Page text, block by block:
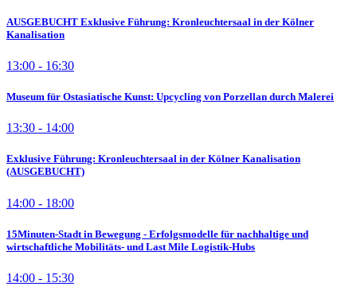
AUSGEBUCHT Exklusive Führung: Kronleuchtersaal in der Kölner
Kanalisation
13:00 - 16:30
Museum für Ostasiatische Kunst: Upcycling von Porzellan durch Malerei
13:30 - 14:00
Exklusive Führung: Kronleuchtersaal in der Kölner Kanalisation
(AUSGEBUCHT)
14:00 - 18:00
15Minuten-Stadt in Bewegung - Erfolgsmodelle für nachhaltige und
wirtschaftliche Mobilitäts- und Last Mile Logistik-Hubs
14:00 - 15:30